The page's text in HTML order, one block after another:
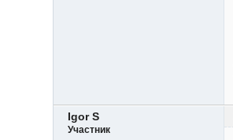
Igor S
Участник